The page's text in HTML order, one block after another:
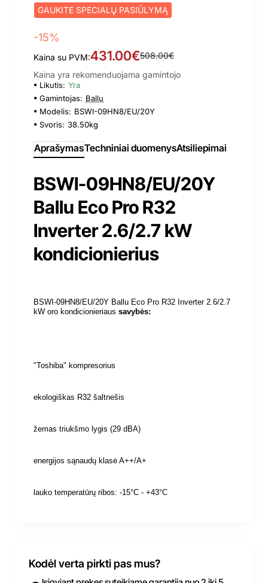
GAUKITE SPECIALŲ PASIŪLYMĄ
-15%
Kaina su PVM:431.00€508.00€
Kaina yra rekomenduojama gamintojo
Likutis: Yra
Gamintojas: Ballu
Modelis: BSWI-09HN8/EU/20Y
Svoris: 38.50kg
AprašymasTechniniai duomenysAtsiliepimai
BSWI-09HN8/EU/20Y
Ballu Eco Pro R32
Inverter 2.6/2.7 kW
kondicionierius
BSWI-09HN8/EU/20Y Ballu Eco Pro R32 Inverter 2.6/2.7
kW oro kondicionieriaus savybės:
"Toshiba" kompresorius
ekologiškas R32 šaltnešis
žemas triukšmo lygis (29 dBA)
energijos sąnaudų klasė A++/A+
lauko temperatūrų ribos: -15°C - +43°C
Kodėl verta pirkti pas mus?